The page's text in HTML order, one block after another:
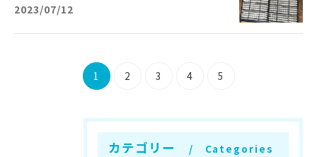
2023/07/12
1 2 3 4 5
カテゴリー Categories